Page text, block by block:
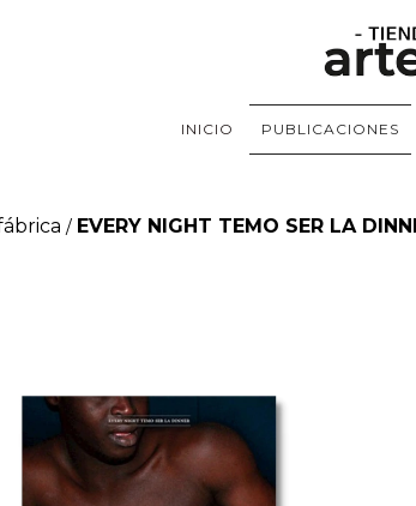
INICIO PUBLICACIONES
/ EVERY NIGHT TEMO SER LA